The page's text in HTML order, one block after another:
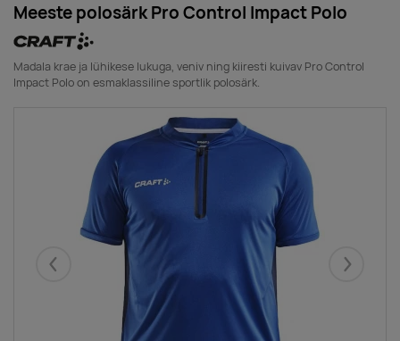
Meeste polosärk Pro Control Impact Polo
Madala krae ja lühikese lukuga, veniv ning kiiresti kuivav Pro Control
Impact Polo on esmaklassiline sportlik polosärk.
Eelmised